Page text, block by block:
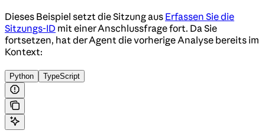
Dieses Beispiel setzt die Sitzung aus Erfassen Sie die
Sitzungs-ID mit einer Anschlussfrage fort. Da Sie
fortsetzen, hat der Agent die vorherige Analyse bereits im
Kontext:
Python TypeScript